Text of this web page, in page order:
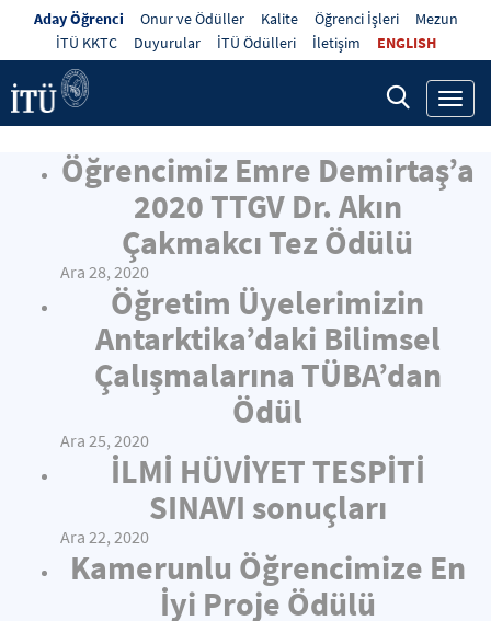
Aday Öğrenci Onur ve Ödüller Kalite Öğrenci İşleri
Mezun
İTÜ KKTC
Duyurular İTÜ Ödülleri İletişim ENGLISH
Öğrencimiz Emre Demirtaş’a
2020 TTGV Dr. Akın
Çakmakcı Tez Ödülü
Ara 28, 2020
Öğretim Üyelerimizin
Antarktika’daki Bilimsel
Çalışmalarına TÜBA’dan
Ödül
Ara 25, 2020
İLMİ HÜVİYET TESPİTİ
SINAVI sonuçları
Ara 22, 2020
Kamerunlu Öğrencimize En
İyi Proje Ödülü